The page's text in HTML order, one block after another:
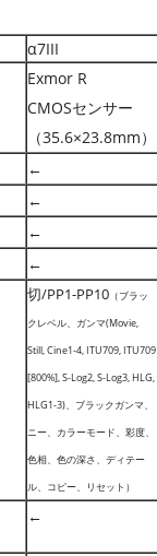
α7III
Exmor R
CMOSセンサー
（35.6×23.8mm）
←
←
←
←
切/PP1-PP10（ブラッ
クレベル、ガンマ(Movie,
Still, Cine1-4, ITU709, ITU709
[800%], S-Log2, S-Log3, HLG,
HLG1-3)、ブラックガンマ、
ニー、カラーモード、彩度、
色相、色の深さ、ディテー
ル、コピー、リセット）
←